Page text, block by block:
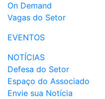
On Demand
Vagas do Setor
EVENTOS
NOTÍCIAS
Defesa do Setor
Espaço do Associado
Envie sua Notícia